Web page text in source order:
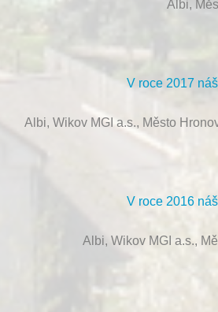
Albi,
V roce 2017
Albi, Wikov MGI a.s., Město
V roce 2016
Albi, Wikov MGI a.s.,